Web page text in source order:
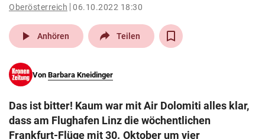
pin_drop
Wien arrow_right
search
eingeben
Oberösterreich 06.10.2022 18:30
play_arrow Anhören Teilen
Von Barbara Kneidinger
Das ist bitter! Kaum war mit Air Dolomiti alles klar,
dass am Flughafen Linz die wöchentlichen
Frankfurt-Flüge mit 30. Oktober um vier